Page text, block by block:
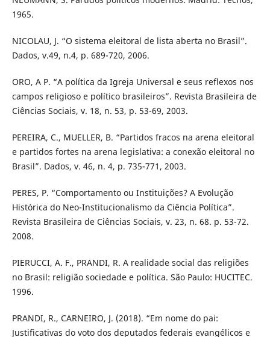
1965.
NICOLAU, J. “O sistema eleitoral de lista aberta no Brasil”.
Dados, v.49, n.4, p. 689-720, 2006.
ORO, A P. “A política da Igreja Universal e seus reflexos nos
campos religioso e político brasileiros”. Revista Brasileira de
Ciências Sociais, v. 18, n. 53, p. 53-69, 2003.
PEREIRA, C., MUELLER, B. “Partidos fracos na arena eleitoral
e partidos fortes na arena legislativa: a conexão eleitoral no
Brasil”. Dados, v. 46, n. 4, p. 735-771, 2003.
PERES, P. “Comportamento ou Instituições? A Evolução
Histórica do Neo-Institucionalismo da Ciência Política”.
Revista Brasileira de Ciências Sociais, v. 23, n. 68. p. 53-72.
2008.
PIERUCCI, A. F., PRANDI, R. A realidade social das religiões
no Brasil: religião sociedade e política. São Paulo: HUCITEC.
1996.
PRANDI, R., CARNEIRO, J. (2018). “Em nome do pai:
Justificativas do voto dos deputados federais evangélicos e